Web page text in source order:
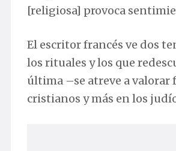
[religiosa] provoca
El escritor francés ve dos
los rituales y los que
última –se atreve a valorar
cristianos y más en los